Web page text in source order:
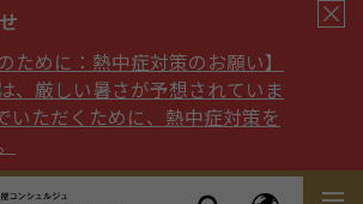
ために：熱中症対策のお願い】
、厳しい暑さが予想されていま
いただくために、熱中症対策を